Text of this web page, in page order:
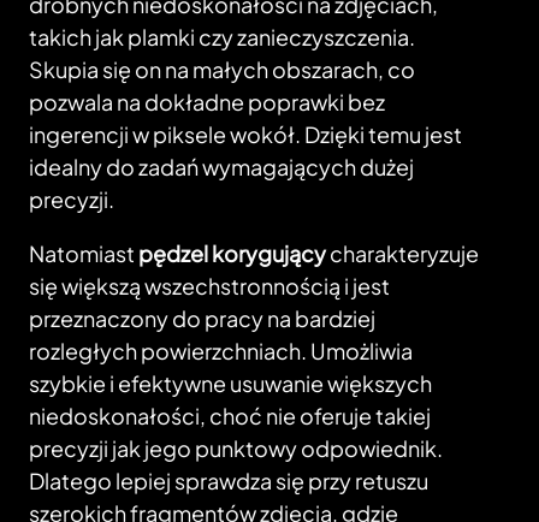
takich jak plamki czy zanieczyszczenia.
Skupia się on na małych obszarach, co
pozwala na dokładne poprawki bez
ingerencji w piksele wokół. Dzięki temu jest
idealny do zadań wymagających dużej
precyzji.
Natomiast pędzel korygującycharakteryzuje
się większą wszechstronnością i jest
przeznaczony do pracy na bardziej
rozległych powierzchniach. Umożliwia
szybkie i efektywne usuwanie większych
niedoskonałości, choć nie oferuje takiej
precyzji jak jego punktowy odpowiednik.
Dlatego lepiej sprawdza się przy retuszu
szerokich fragmentów zdjęcia, gdzie